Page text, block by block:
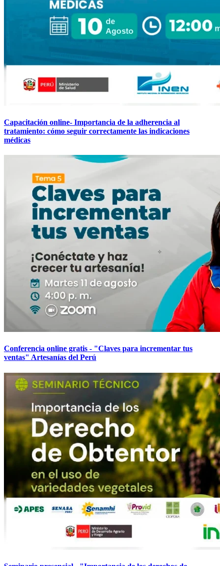
Capacitación online- Importancia de la adherencia al
tratamiento: cómo seguir correctamente las indicaciones
médicas
Conferencia online gratis - "Claves para incrementar tus
ventas" Artesanías del Perú